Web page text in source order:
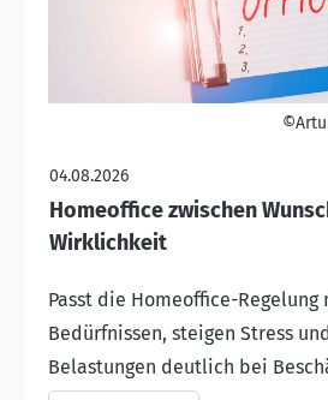
04.08.2026
Homeoffice zwischen
Wirklichkeit
Passt die Homeoffice-Regelung
Bedürfnissen, steigen Stress
Belastungen deutlich bei